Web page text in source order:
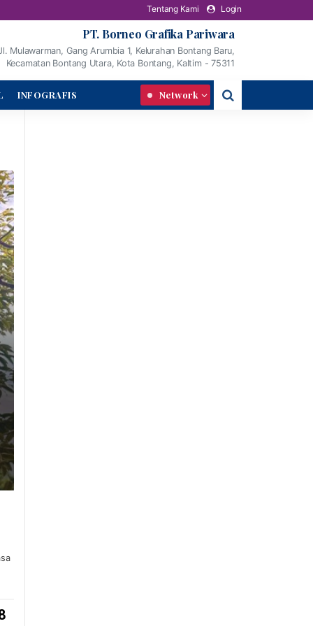
Tentang Kami Login
PT. Borneo Grafika Pariwara
Mulawarman, Gang Arumbia 1, Kelurahan Bontang Baru,
Kecamatan Bontang Utara, Kota Bontang, Kaltim - 75311
INFOGRAFIS Network